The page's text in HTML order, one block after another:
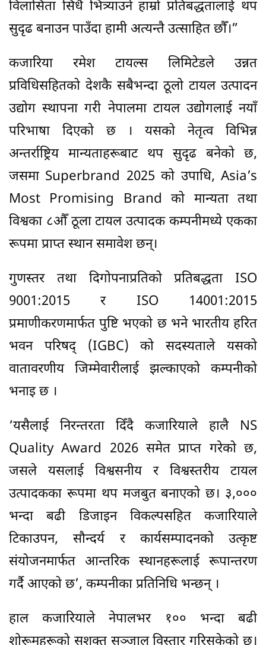
विलासिता सिधै भित्र्याउने हाम्रो प्रतिबद्धतालाई थप
सुदृढ बनाउन पाउँदा हामी अत्यन्तै उत्साहित छौँ।”
कजारिया रमेश टायल्स लिमिटेडले उन्नत
प्रविधिसहितको देशकै सबैभन्दा ठूलो टायल उत्पादन
उद्योग स्थापना गरी नेपालमा टायल उद्योगलाई नयाँ
परिभाषा दिएको छ । यसको नेतृत्व विभिन्न
अन्तर्राष्ट्रिय मान्यताहरूबाट थप सुदृढ बनेको छ,
जसमा Superbrand 2025 को उपाधि, Asia’s
Most Promising Brand को मान्यता तथा
विश्वका ८औँ ठूला टायल उत्पादक कम्पनीमध्ये एकका
रूपमा प्राप्त स्थान समावेश छन्।
गुणस्तर तथा दिगोपनाप्रतिको प्रतिबद्धता ISO
9001:2015 र ISO 14001:2015
प्रमाणीकरणमार्फत पुष्टि भएको छ भने भारतीय हरित
भवन परिषद् (IGBC) को सदस्यताले यसको
वातावरणीय जिम्मेवारीलाई झल्काएको कम्पनीको
भनाइ छ ।
‘यसैलाई निरन्तरता दिँदै कजारियाले हालै NS
Quality Award 2026 समेत प्राप्त गरेको छ,
जसले यसलाई विश्वसनीय र विश्वस्तरीय टायल
उत्पादकका रूपमा थप मजबुत बनाएको छ। ३,०००
भन्दा बढी डिजाइन विकल्पसहित कजारियाले
टिकाउपन, सौन्दर्य र कार्यसम्पादनको उत्कृष्ट
संयोजनमार्फत आन्तरिक स्थानहरूलाई रूपान्तरण
गर्दै आएको छ’, कम्पनीका प्रतिनिधि भन्छन् ।
हाल कजारियाले नेपालभर १०० भन्दा बढी